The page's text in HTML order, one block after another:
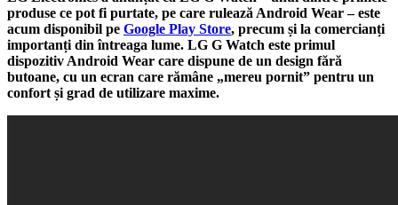
produse ce pot fi purtate, pe care rulează Android Wear – este
acum disponibil pe Google Play Store, precum și la comercianți
importanți din întreaga lume. LG G Watch este primul
dispozitiv Android Wear care dispune de un design fără
butoane, cu un ecran care rămâne „mereu pornit” pentru un
confort și grad de utilizare maxime.